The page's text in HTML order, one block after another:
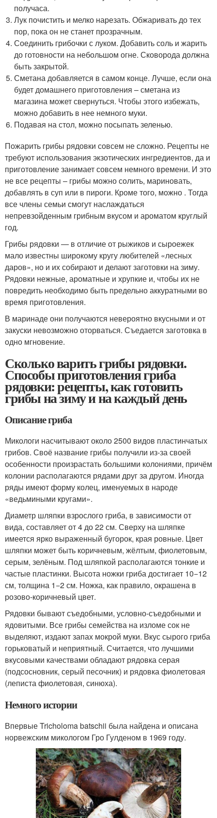
получаса.
Лук почистить и мелко нарезать. Обжаривать до тех
пор, пока он не станет прозрачным.
Соединить грибочки с луком. Добавить соль и жарить
до готовности на небольшом огне. Сковорода должна
быть закрытой.
Сметана добавляется в самом конце. Лучше, если она
будет домашнего приготовления – сметана из
магазина может свернуться. Чтобы этого избежать,
можно добавить в нее немного муки.
Подавая на стол, можно посыпать зеленью.
Пожарить грибы рядовки совсем не сложно. Рецепты не
требуют использования экзотических ингредиентов, да и
приготовление занимает совсем немного времени. И это
не все рецепты – грибы можно солить, мариновать,
добавлять в суп или в пироги. Кроме того, можно . Тогда
все члены семьи смогут наслаждаться
непревзойденным грибным вкусом и ароматом круглый
год.
Грибы рядовки — в отличие от рыжиков и сыроежек
мало известны широкому кругу любителей «лесных
даров», но и их собирают и делают заготовки на зиму.
Рядовки нежные, ароматные и хрупкие и, чтобы их не
повредить необходимо быть предельно аккуратными во
время приготовления.
В маринаде они получаются невероятно вкусными и от
закуски невозможно оторваться. Съедается заготовка в
одно мгновение.
Сколько варить грибы рядовки.
Способы приготовления гриба
рядовки: рецепты, как готовить
грибы на зиму и на каждый день
Описание гриба
Микологи насчитывают около 2500 видов пластинчатых
грибов. Своё название грибы получили из-за своей
особенности произрастать большими колониями, причём
колонии располагаются рядами друг за другом. Иногда
ряды имеют форму колец, именуемых в народе
«ведьмиными кругами».
Диаметр шляпки взрослого гриба, в зависимости от
вида, составляет от 4 до 22 см. Сверху на шляпке
имеется ярко выраженный бугорок, края ровные. Цвет
шляпки может быть коричневым, жёлтым, фиолетовым,
серым, зелёным. Под шляпкой располагаются тонкие и
частые пластинки. Высота ножки гриба достигает 10−12
см, толщина 1−2 см. Ножка, как правило, окрашена в
розово-коричневый цвет.
Рядовки бывают съедобными, условно-съедобными и
ядовитыми. Все грибы семейства на изломе сок не
выделяют, издают запах мокрой муки. Вкус сырого гриба
горьковатый и неприятный. Считается, что лучшими
вкусовыми качествами обладают рядовка серая
(подсосновник, серый песочник) и рядовка фиолетовая
(леписта фиолетовая, синюха).
Немного истории
Впервые Tricholoma batschii была найдена и описана
норвежским микологом Гро Гулденом в 1969 году.